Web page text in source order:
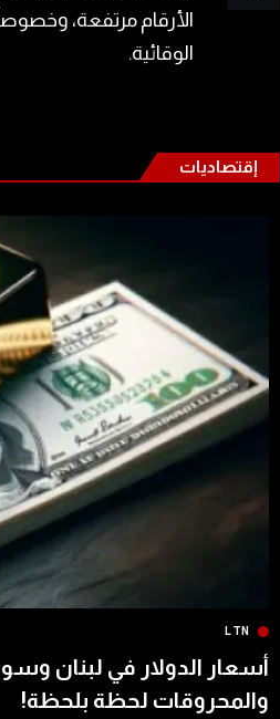
الأرقام مرتفعة،
الوقائية.
إقتصاديات
LTN
أسعار الدولار في لبنان
والمحروقات لحظة بلحظة!